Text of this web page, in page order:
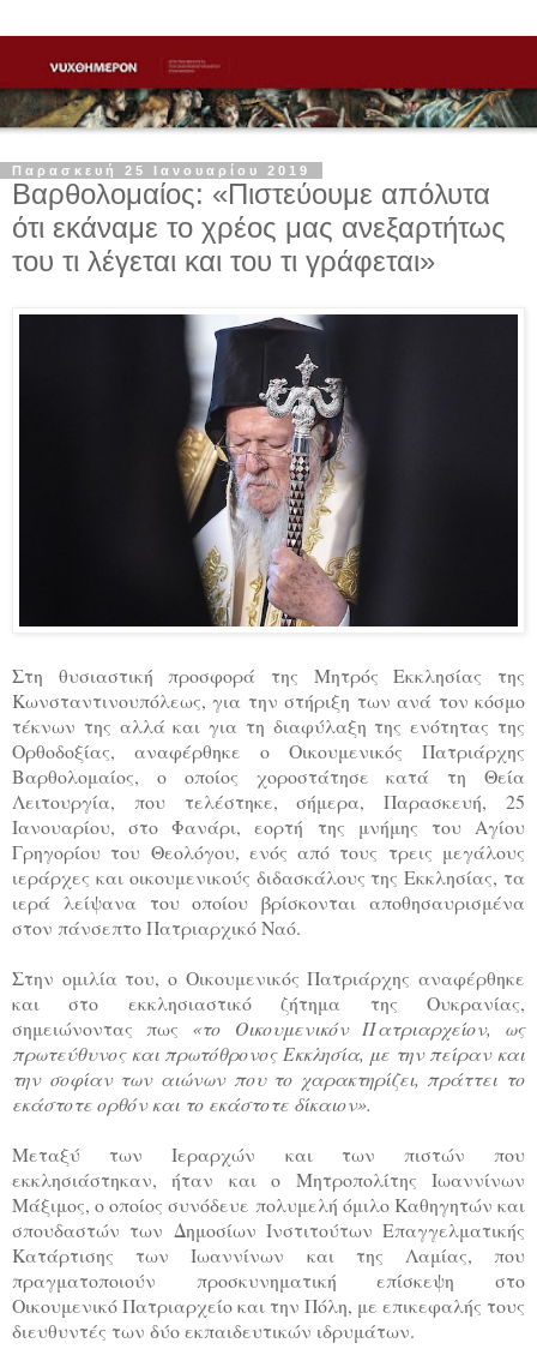
Παρασκευή 25 Ιανουαρίου 2019
Βαρθολομαίος: «Πιστεύουμε απόλυτα
ότι εκάναμε το χρέος μας ανεξαρτήτως
του τι λέγεται και του τι γράφεται»
Στη θυσιαστική προσφορά της Μητρός Εκκλησίας της
Κωνσταντινουπόλεως, για την στήριξη των ανά τον κόσμο
τέκνων της αλλά και για τη διαφύλαξη της ενότητας της
Ορθοδοξίας, αναφέρθηκε ο Οικουμενικός Πατριάρχης
Βαρθολομαίος, ο οποίος χοροστάτησε κατά τη Θεία
Λειτουργία, που τελέστηκε, σήμερα, Παρασκευή, 25
Ιανουαρίου, στο Φανάρι, εορτή της μνήμης του Αγίου
Γρηγορίου του Θεολόγου, ενός από τους τρεις μεγάλους
ιεράρχες και οικουμενικούς διδασκάλους της Εκκλησίας, τα
ιερά λείψανα του οποίου βρίσκονται αποθησαυρισμένα
στον πάνσεπτο Πατριαρχικό Ναό.
Στην ομιλία του, ο Οικουμενικός Πατριάρχης αναφέρθηκε
και στο εκκλησιαστικό ζήτημα της Ουκρανίας,
σημειώνοντας πως «το Οικουμενικόν Πατριαρχείον, ως
πρωτεύθυνος και πρωτόθρονος Εκκλησία, με την πείραν και
την σοφίαν των αιώνων που το χαρακτηρίζει, πράττει το
εκάστοτε ορθόν και το εκάστοτε δίκαιον».
Μεταξύ των Ιεραρχών και των πιστών που
εκκλησιάστηκαν, ήταν και ο Μητροπολίτης Ιωαννίνων
Μάξιμος, ο οποίος συνόδευε πολυμελή όμιλο Καθηγητών και
σπουδαστών των Δημοσίων Ινστιτούτων Επαγγελματικής
Κατάρτισης των Ιωαννίνων και της Λαμίας, που
πραγματοποιούν προσκυνηματική επίσκεψη στο
Οικουμενικό Πατριαρχείο και την Πόλη, με επικεφαλής τους
διευθυντές των δύο εκπαιδευτικών ιδρυμάτων.